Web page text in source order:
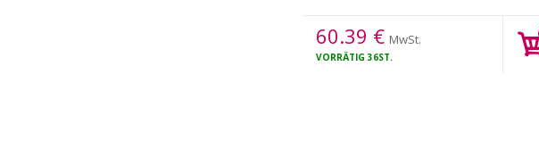
60.39 € MwSt.
VORRÄTIG 36ST.